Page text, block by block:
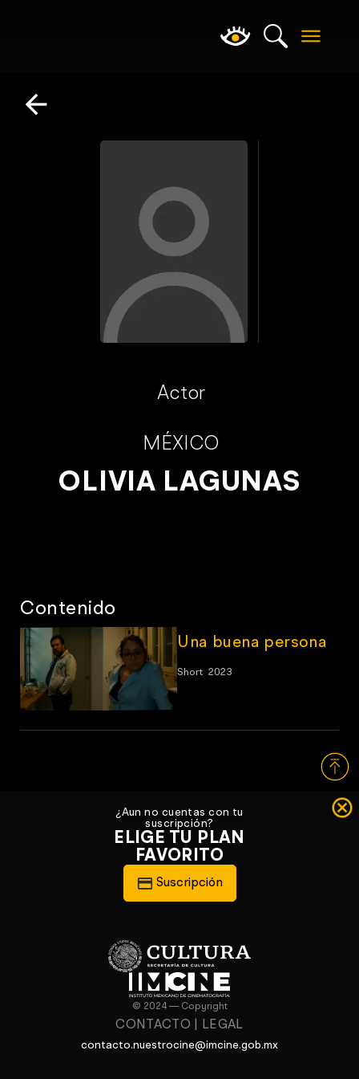
Actor
MÉXICO
OLIVIA LAGUNAS
Contenido
Una buena persona
Short 2023
¿Aun no cuentas con tu
suscripción?
ELIGE TU PLAN
FAVORITO
Suscripción
© 2024 — Copyright
CONTACTO LEGAL
contacto.nuestrocine@imcine.gob.mx